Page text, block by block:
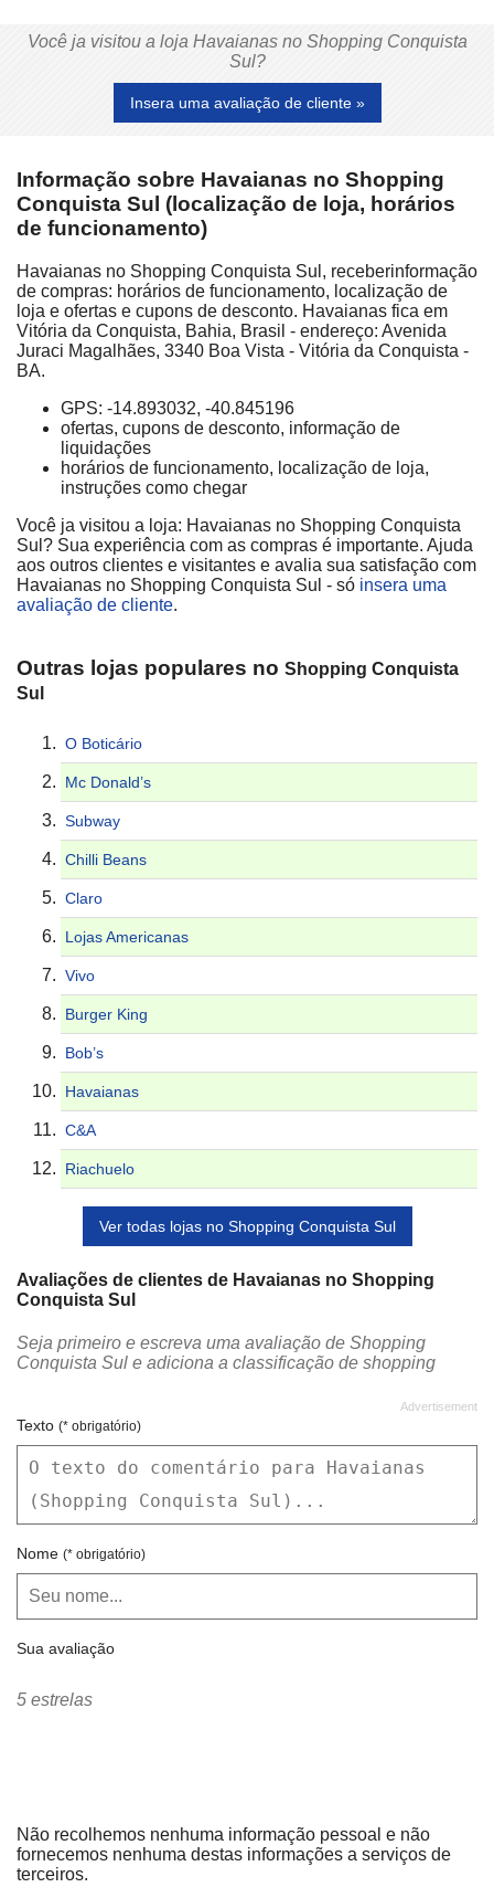
Você ja visitou a loja Havaianas no Shopping Conquista
Sul?
Insera uma avaliação de cliente »
Informação sobre Havaianas no Shopping
Conquista Sul (localização de loja, horários
de funcionamento)
Havaianas no Shopping Conquista Sul, receberinformação
de compras: horários de funcionamento, localização de
loja e ofertas e cupons de desconto. Havaianas fica em
Vitória da Conquista, Bahia, Brasil - endereço: Avenida
Juraci Magalhães, 3340 Boa Vista - Vitória da Conquista -
BA.
GPS: -14.893032, -40.845196
ofertas, cupons de desconto, informação de
liquidações
horários de funcionamento, localização de loja,
instruções como chegar
Você ja visitou a loja: Havaianas no Shopping Conquista
Sul? Sua experiência com as compras é importante. Ajuda
aos outros clientes e visitantes e avalia sua satisfação com
Havaianas no Shopping Conquista Sul - só insera uma
avaliação de cliente.
Outras lojas populares no Shopping Conquista
Sul
O Boticário
Mc Donald’s
Subway
Chilli Beans
Claro
Lojas Americanas
Vivo
Burger King
Bob’s
Havaianas
C&A
Riachuelo
Ver todas lojas no Shopping Conquista Sul
Avaliações de clientes de Havaianas no Shopping
Conquista Sul
Seja primeiro e escreva uma avaliação de Shopping
Conquista Sul e adiciona a classificação de shopping
Texto (* obrigatório)
Nome (* obrigatório)
Sua avaliação
5 estrelas
Não recolhemos nenhuma informação pessoal e não
fornecemos nenhuma destas informações a serviços de
terceiros.